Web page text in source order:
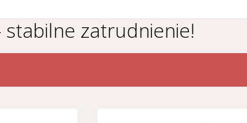
stabilne zatrudnienie!